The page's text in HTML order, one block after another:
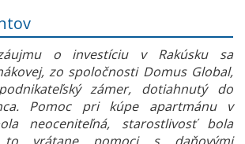
o investíciu v Rakúsku sa
zo spoločnosti Domus Global,
zámer, dotiahnutý do
Pomoc pri kúpe apartmánu v
neoceniteľná, starostlivosť bola